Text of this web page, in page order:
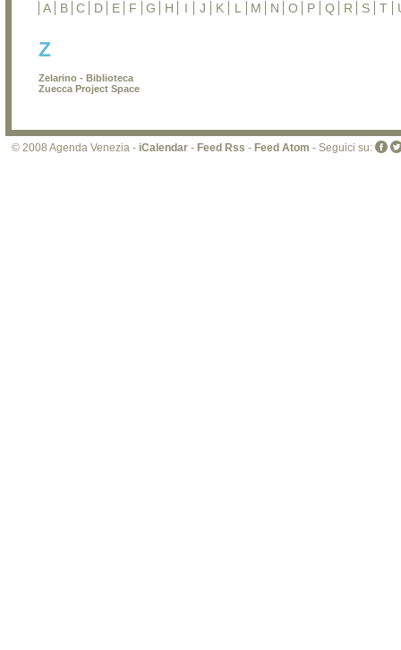
A B C D E F G H I J K L M N O P Q R S T
Z
Zelarino - Biblioteca
Zuecca Project Space
© 2008 Agenda Venezia - iCalendar - Feed Rss - Feed Atom - Seguici su: